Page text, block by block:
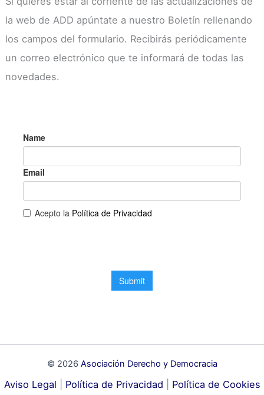
la web de ADD apúntate a nuestro Boletín rellenando
los campos del formulario. Recibirás periódicamente
un correo electrónico que te informará de todas las
novedades.
© 2026 Asociación Derecho y Democracia
Aviso Legal Política de Privacidad Política de Cookies